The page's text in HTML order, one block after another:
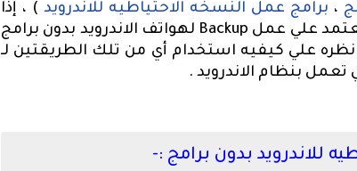
، برامج عمل النسخه الاحتياطيه للاندرويد ) ، إذا
علي عمل Backup لهواتف الاندرويد بدون برامج
علي كيفيه استخدام أي من تلك الطريقتين لـ
بنظام الاندرويد .
للاندرويد بدون برامج :-